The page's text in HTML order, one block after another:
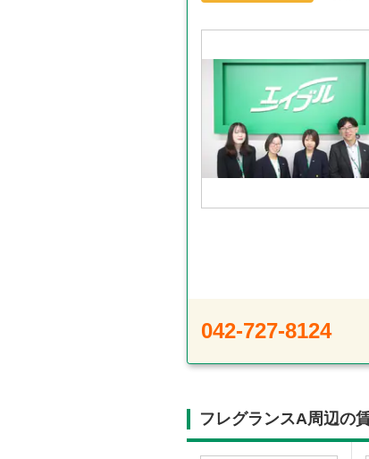
042-727-8124
フレグランスA周辺の